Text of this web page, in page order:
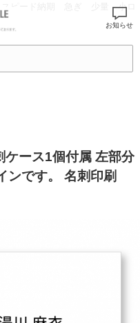
ピード納期 急ぎ 少量 小ロ
お知らせ
ケース1個付属 左部分
ンです。 名刺印刷